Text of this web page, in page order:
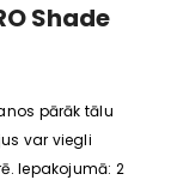
Shade
pārāk tālu
var viegli
Iepakojumā: 2